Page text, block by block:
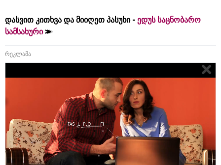
დასვით კითხვა და მიიღეთ პასუხი - ედუს საცნობარო
სამსახური
რეკლამა